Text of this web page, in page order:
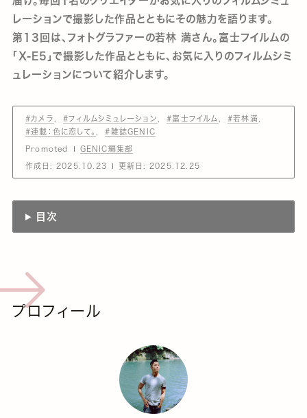
レーションで撮影した作品とともにその魅力を語ります。
第13回は、フォトグラファーの若林 満さん。富士フイルムの
「X-E5」で撮影した作品とともに、お気に入りのフィルムシミ
ュレーションについて紹介します。
#カメラ #フィルムシミュレーション #富士フイルム
#若林満
#連載：色に恋して。
#雑誌GENIC
Promoted GENIC編集部
作成日: 2025.10.23 更新日: 2025.12.25
目次
プロフィール